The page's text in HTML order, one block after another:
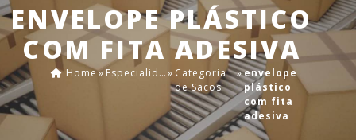
ENVELOPE PLÁSTICO
COM FITA ADESIVA
Home» Especialidades » Categoria
de Sacos
»envelope
plástico
com fita
adesiva